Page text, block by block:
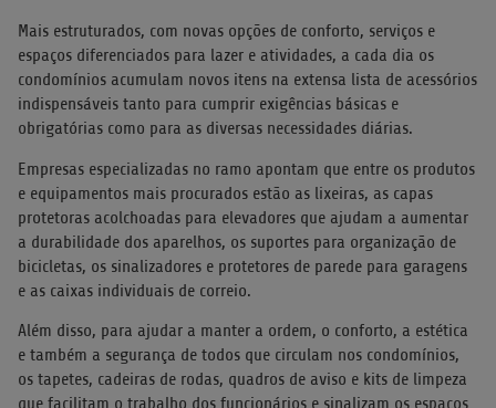
Mais estruturados, com novas opções de conforto, serviços e
espaços diferenciados para lazer e atividades, a cada dia os
condomínios acumulam novos itens na extensa lista de acessórios
indispensáveis tanto para cumprir exigências básicas e
obrigatórias como para as diversas necessidades diárias.
Empresas especializadas no ramo apontam que entre os produtos
e equipamentos mais procurados estão as lixeiras, as capas
protetoras acolchoadas para elevadores que ajudam a aumentar
a durabilidade dos aparelhos, os suportes para organização de
bicicletas, os sinalizadores e protetores de parede para garagens
e as caixas individuais de correio.
Além disso, para ajudar a manter a ordem, o conforto, a estética
e também a segurança de todos que circulam nos condomínios,
os tapetes, cadeiras de rodas, quadros de aviso e kits de limpeza
que facilitam o trabalho dos funcionários e sinalizam os espaços